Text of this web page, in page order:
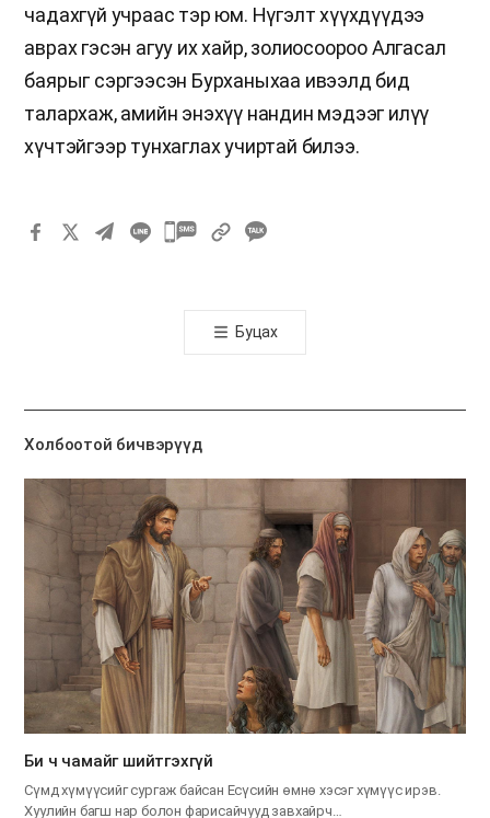
чадахгүй учраас тэр юм. Нүгэлт хүүхдүүдээ
аврах гэсэн агуу их хайр, золиосоороо Алгасал
баярыг сэргээсэн Бурханыхаа ивээлд бид
талархаж, амийн энэхүү нандин мэдээг илүү
хүчтэйгээр тунхаглах учиртай билээ.
카
톡
공
기
Буцах
Холбоотой бичвэрүүд
Би ч чамайг шийтгэхгүй
Сүмд хүмүүсийг сургаж байсан Есүсийн өмнө хэсэг хүмүүс ирэв.
Хуулийн багш нар болон фарисайчууд завхайрч…